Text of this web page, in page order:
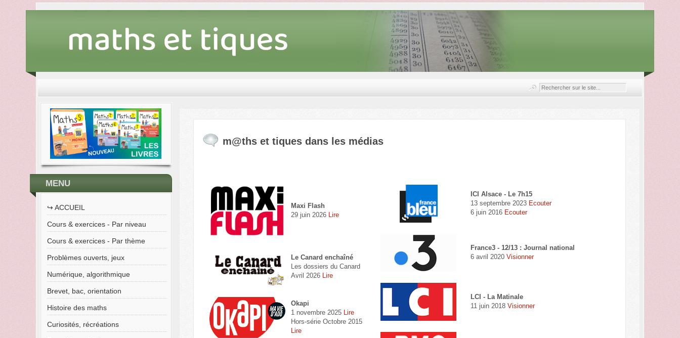
MENU
↪︎ ACCUEIL
Cours & exercices - Par niveau
Cours & exercices - Par thème
Problèmes ouverts, jeux
Numérique, algorithmique
Brevet, bac, orientation
Histoire des maths
Curiosités, récréations
m@ths et tiques dans les médias
Maxi Flash
29 juin 2026 Lire
Le Canard enchaîné
Les dossiers du Canard
Avril 2026 Lire
Okapi
1 novembre 2025 Lire
Hors-série Octobre 2015
Lire
ICI Alsace - Le 7h15
13 septembre 2023 Ecouter
6 juin 2016 Ecouter
France3 - 12/13 : Journal national
6 avril 2020Visionner
LCI - La Matinale
11 juin 2018Visionner